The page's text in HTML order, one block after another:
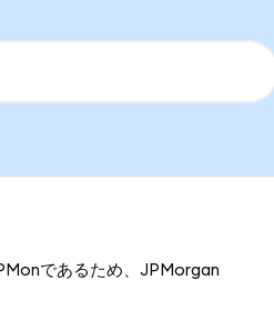
であるため、JPMorgan